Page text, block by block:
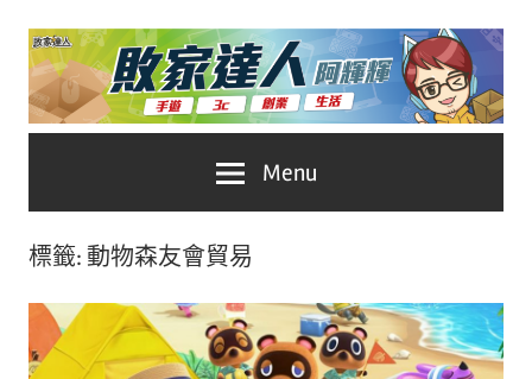
Skip
content
家
人
No.1
遊
戲
科
自
Menu
標籤: 動物森友會貿易